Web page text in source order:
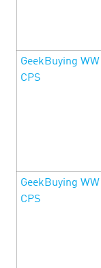
Игровые
February’24
Готовы к
офферы уже
23 февраля
GeekBuying WW
CPS
GeekBuying WW
CPS